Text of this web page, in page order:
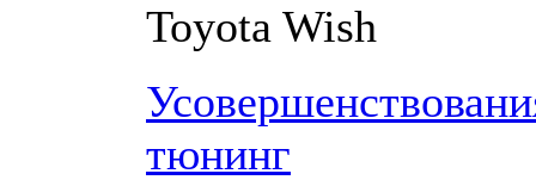
Toyota Wish
тюнинг